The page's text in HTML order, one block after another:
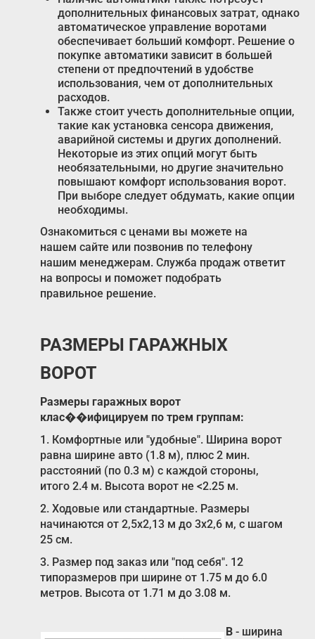
дополнительных финансовых затрат, однако
автоматическое управление воротами
обеспечивает больший комфорт. Решение о
покупке автоматики зависит в большей
степени от предпочтений в удобстве
использования, чем от дополнительных
расходов.
Также стоит учесть дополнительные опции,
такие как установка сенсора движения,
аварийной системы и других дополнений.
Некоторые из этих опций могут быть
необязательными, но другие значительно
повышают комфорт использования ворот.
При выборе следует обдумать, какие опции
необходимы.
Ознакомиться с ценами вы можете на
нашем сайте или позвонив по телефону
нашим менеджерам. Служба продаж ответит
на вопросы и поможет подобрать
правильное решение.
РАЗМЕРЫ ГАРАЖНЫХ
ВОРОТ
Размеры гаражных ворот
клас��ифицируем по трем группам:
1. Комфортные или "удобные". Ширина ворот
равна ширине авто (1.8 м), плюс 2 мин.
расстояний (по 0.3 м) с каждой стороны,
итого 2.4 м. Высота ворот не <2.25 м.
2. Ходовые или стандартные. Размеры
начинаются от 2,5х2,13 м до 3х2,6 м, с шагом
25 см.
3. Размер под заказ или "под себя". 12
типоразмеров при ширине от 1.75 м до 6.0
метров. Высота от 1.71 м до 3.08 м.
В- ширина